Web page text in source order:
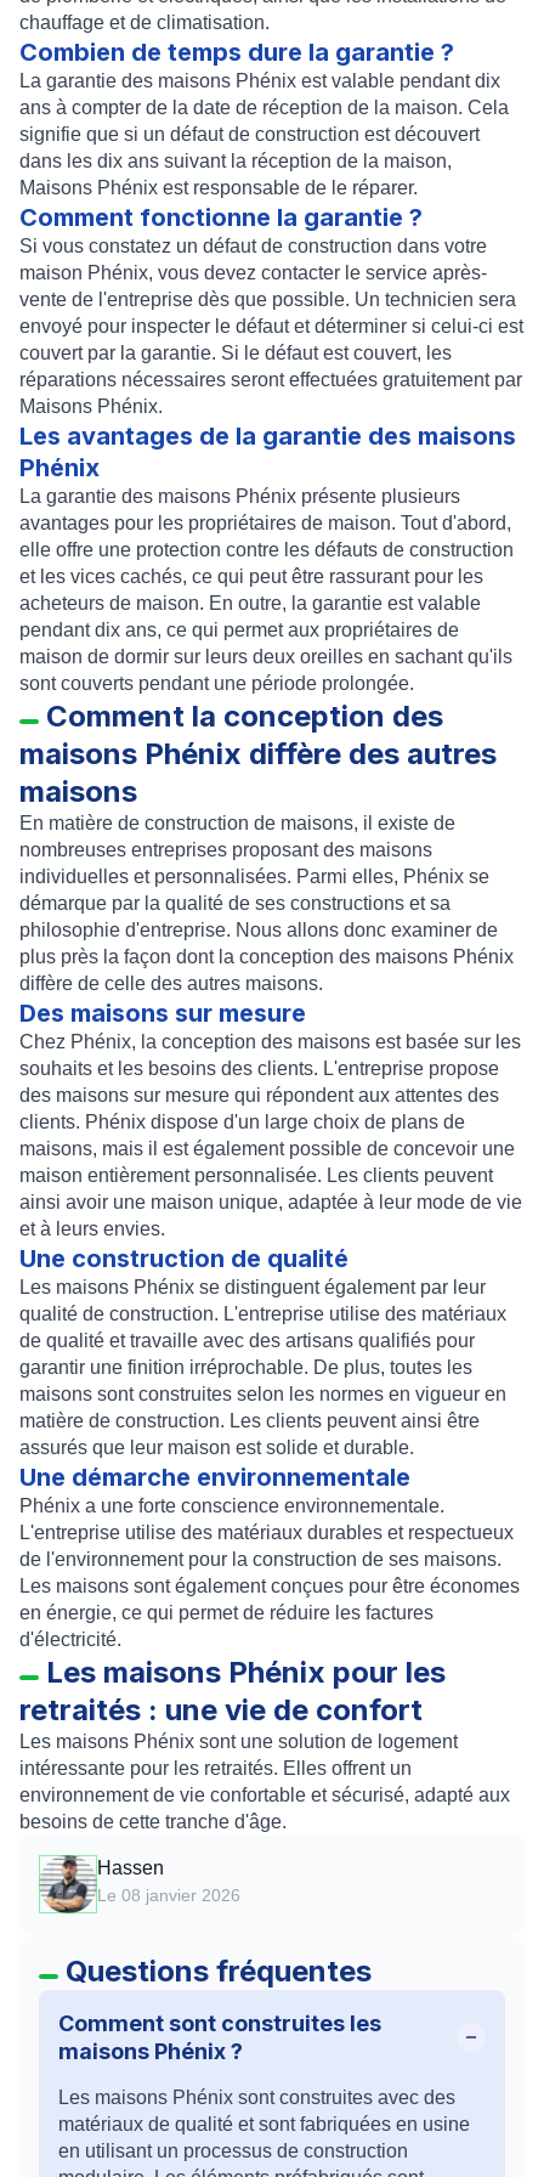
chauffage et de climatisation.
Combien de temps dure la garantie ?
La garantie des maisons Phénix est valable pendant dix
ans à compter de la date de réception de la maison. Cela
signifie que si un défaut de construction est découvert
dans les dix ans suivant la réception de la maison,
Maisons Phénix est responsable de le réparer.
Comment fonctionne la garantie ?
Si vous constatez un défaut de construction dans votre
maison Phénix, vous devez contacter le service après-
vente de l'entreprise dès que possible. Un technicien sera
envoyé pour inspecter le défaut et déterminer si celui-ci est
couvert par la garantie. Si le défaut est couvert, les
réparations nécessaires seront effectuées gratuitement par
Maisons Phénix.
Les avantages de la garantie des maisons
Phénix
La garantie des maisons Phénix présente plusieurs
avantages pour les propriétaires de maison. Tout d'abord,
elle offre une protection contre les défauts de construction
et les vices cachés, ce qui peut être rassurant pour les
acheteurs de maison. En outre, la garantie est valable
pendant dix ans, ce qui permet aux propriétaires de
maison de dormir sur leurs deux oreilles en sachant qu'ils
sont couverts pendant une période prolongée.
Comment la conception des
maisons Phénix diffère des autres
maisons
En matière de construction de maisons, il existe de
nombreuses entreprises proposant des maisons
individuelles et personnalisées. Parmi elles, Phénix se
démarque par la qualité de ses constructions et sa
philosophie d'entreprise. Nous allons donc examiner de
plus près la façon dont la conception des maisons Phénix
diffère de celle des autres maisons.
Des maisons sur mesure
Chez Phénix, la conception des maisons est basée sur les
souhaits et les besoins des clients. L'entreprise propose
des maisons sur mesure qui répondent aux attentes des
clients. Phénix dispose d'un large choix de plans de
maisons, mais il est également possible de concevoir une
maison entièrement personnalisée. Les clients peuvent
ainsi avoir une maison unique, adaptée à leur mode de vie
et à leurs envies.
Une construction de qualité
Les maisons Phénix se distinguent également par leur
qualité de construction. L'entreprise utilise des matériaux
de qualité et travaille avec des artisans qualifiés pour
garantir une finition irréprochable. De plus, toutes les
maisons sont construites selon les normes en vigueur en
matière de construction. Les clients peuvent ainsi être
assurés que leur maison est solide et durable.
Une démarche environnementale
Phénix a une forte conscience environnementale.
L'entreprise utilise des matériaux durables et respectueux
de l'environnement pour la construction de ses maisons.
Les maisons sont également conçues pour être économes
en énergie, ce qui permet de réduire les factures
d'électricité.
Les maisons Phénix pour les
retraités : une vie de confort
Les maisons Phénix sont une solution de logement
intéressante pour les retraités. Elles offrent un
environnement de vie confortable et sécurisé, adapté aux
besoins de cette tranche d'âge.
Hassen
Le 08 janvier 2026
Questions fréquentes
Comment sont construites les
maisons Phénix ?
Les maisons Phénix sont construites avec des
matériaux de qualité et sont fabriquées en usine
en utilisant un processus de construction